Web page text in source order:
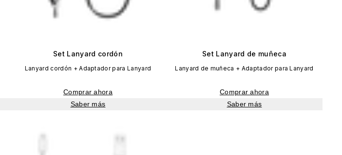
Set Lanyard cordón
Lanyard cordón + Adaptador para Lanyard
Comprar ahora
Saber más
Set Lanyard de muñeca
Lanyard de muñeca + Adaptador para Lanyard
Comprar ahora
Saber más